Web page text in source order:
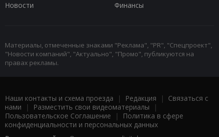
Новости
Финансы
Материалы, отмеченные знаками "Реклама", "PR", "Спецпроект",
"Новости компаний", "Актуально", "Промо", публикуются на
правах рекламы.
Наши контакты и схема проезда | Редакция | Связаться с
нами | Разместить свои видеоматериалы |
Пользовательское Соглашение |
Политика в сфере
конфиденциальности и персональных данных